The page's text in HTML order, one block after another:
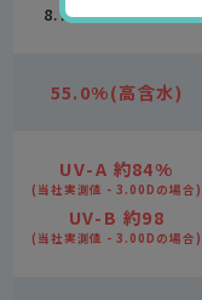
8.7mm／14.2mm
55.0%(高含水)
UV-A 約84%
(当社実測値 - 3.00Dの場合)
UV-B 約98
(当社実測値 - 3.00Dの場合)